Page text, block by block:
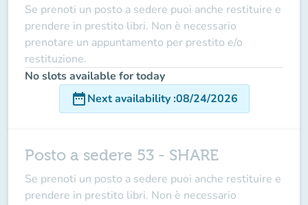
Se prenoti un posto a sedere puoi anche restituire e
prendere in prestito libri. Non è necessario
prenotare un appuntamento per prestito e/o
restituzione.
No slots available for today
date_rangeNext availability:08/24/2026
Posto a sedere 53 - SHARE
Se prenoti un posto a sedere puoi anche restituire e
prendere in prestito libri. Non è necessario